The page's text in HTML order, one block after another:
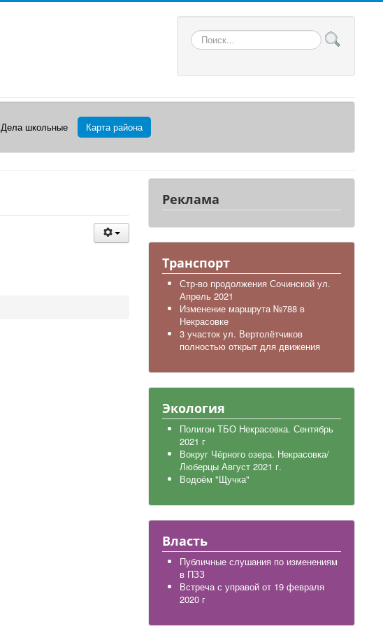
Искать...
Дела школьные Карта района
Реклама
Транспорт
Стр-во продолжения Сочинской ул.
Апрель 2021
Изменение маршрута №788 в
Некрасовке
3 участок ул. Вертолётчиков
полностью открыт для движения
Экология
Полигон ТБО Некрасовка. Сентябрь
2021 г
Вокруг Чёрного озера. Некрасовка/
Люберцы Август 2021 г.
Водоём "Щучка"
Власть
Публичные слушания по изменениям
в ПЗЗ
Встреча с управой от 19 февраля
2020 г